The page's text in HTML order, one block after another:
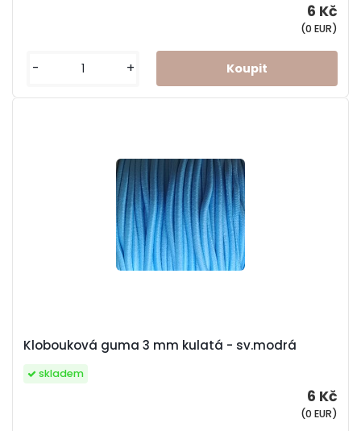
6 Kč
(0 EUR)
- +
Klobouková guma 3 mm kulatá - sv.modrá
6 Kč
(0 EUR)
skladem